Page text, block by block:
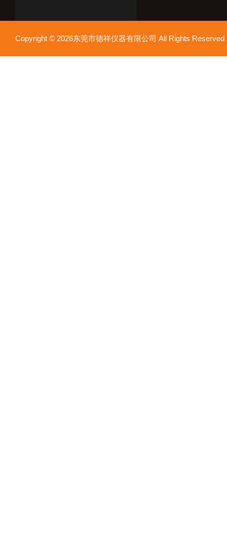
Copyright © 2026东莞市德祥仪器有限公司 All Rights